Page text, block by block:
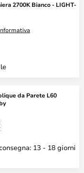
2700K Bianco - LIGHT-
da Parete L60
13 - 18 giorni